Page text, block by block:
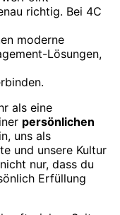
richtig. Bei 4C
moderne
Lösungen,
als eine
persönlichen
uns als
und unsere Kultur
nur, dass du
Erfüllung